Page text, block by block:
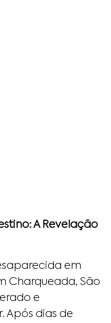
A Revelação
em
Charqueada, São
e
Após dias de